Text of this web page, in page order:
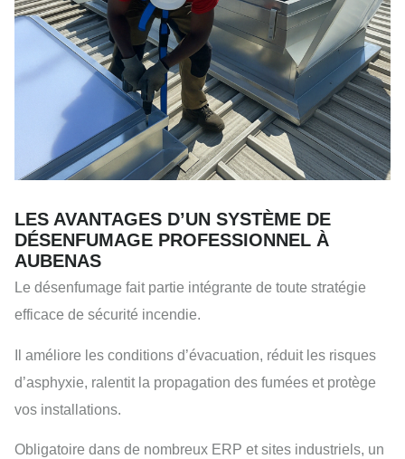
LES AVANTAGES D’UN SYSTÈME DE
DÉSENFUMAGE PROFESSIONNEL À
AUBENAS
Le désenfumage fait partie intégrante de toute stratégie
efficace de sécurité incendie.
Il améliore les conditions d’évacuation, réduit les risques
d’asphyxie, ralentit la propagation des fumées et protège
vos installations.
Obligatoire dans de nombreux ERP et sites industriels, un